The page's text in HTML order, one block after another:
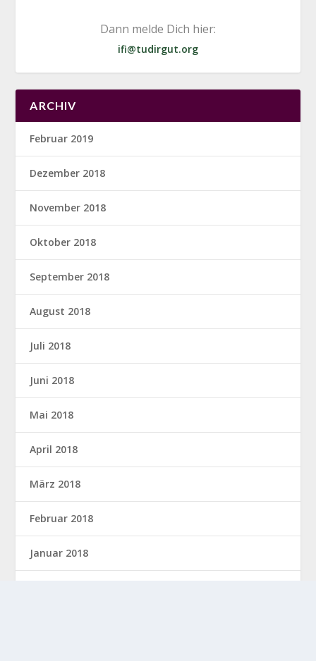
Dann melde Dich hier:
ifi@tudirgut.org
ARCHIV
Februar 2019
Dezember 2018
November 2018
Oktober 2018
September 2018
August 2018
Juli 2018
Juni 2018
Mai 2018
April 2018
März 2018
Februar 2018
Januar 2018